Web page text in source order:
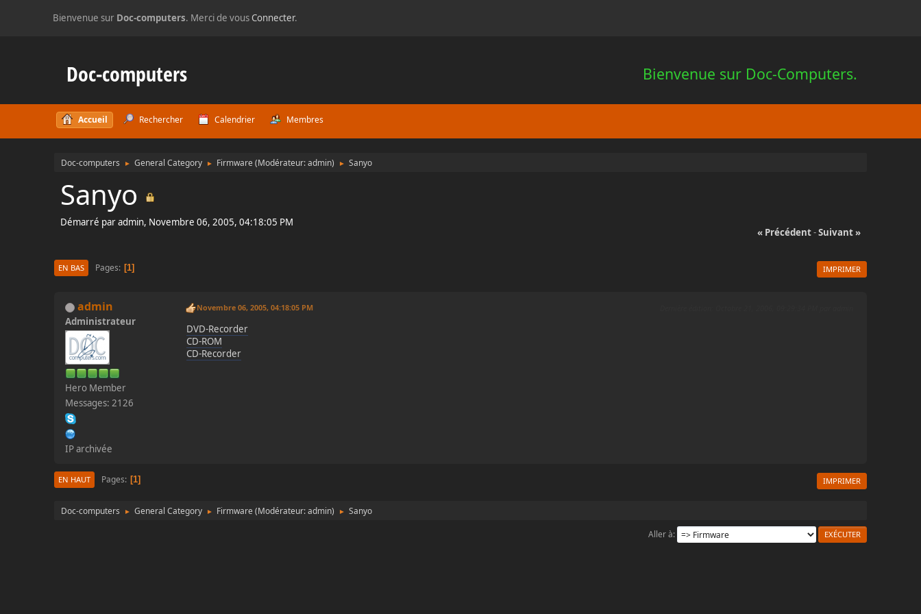
Bienvenue sur Doc-computers. Merci de vousConnecter.
Bienvenue sur Doc-Computers.
Doc-computers
Accueil Rechercher Calendrier Membres
Doc-computers ► General Category ► Firmware (Modérateur:admin) ► Sanyo
Sanyo
Démarré par admin, Novembre 06, 2005, 04:18:05 PM
« Précédent-Suivant »
IMPRIMER
EN BAS Pages 1
admin
Administrateur
Hero Member
Messages: 2126
IP archivée
Novembre 06, 2005, 04:18:05 PM
DVD-Recorder
CD-ROM
CD-Recorder
IMPRIMER
EN HAUT Pages 1
Doc-computers ► General Category ► Firmware (Modérateur:admin) ►
Sanyo
Aller à